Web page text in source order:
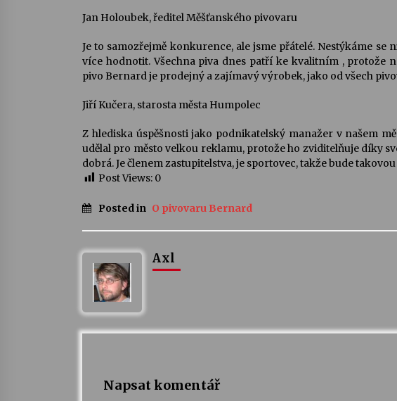
Jan Holoubek, ředitel Měšťanského pivovaru
Je to samozřejmě konkurence, ale jsme přátelé. Nestýkáme se
více hodnotit. Všechna piva dnes patří ke kvalitním , protože
pivo Bernard je prodejný a zajímavý výrobek, jako od všech
Jiří Kučera, starosta města Humpolec
Z hlediska úspěšnosti jako podnikatelský manažer v našem
udělal pro město velkou reklamu, protože ho zviditelňuje díky
dobrá. Je členem zastupitelstva, je sportovec, takže bude
Post Views: 0
Posted in O pivovaru Bernard
Axl
Napsat komentář